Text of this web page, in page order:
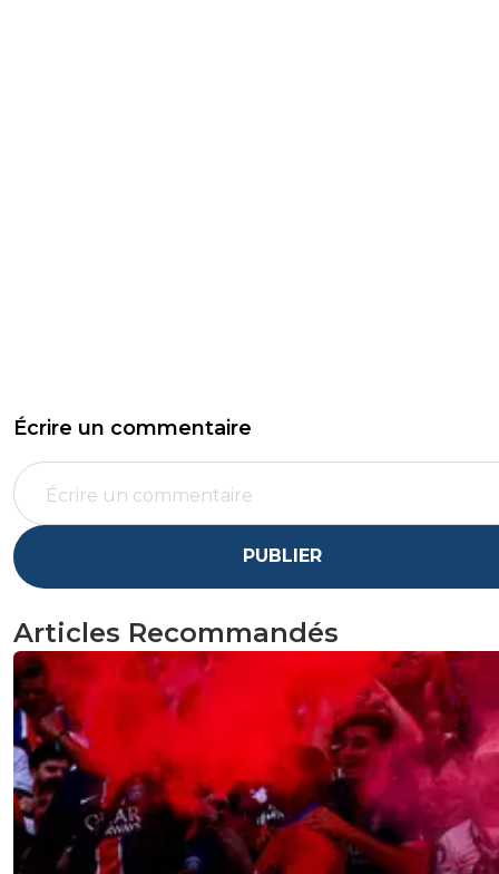
Écrire un commentaire
PUBLIER
Articles Recommandés